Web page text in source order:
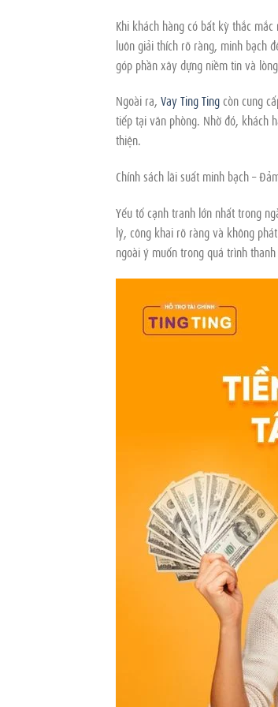
Khi khách hàng có bất kỳ thắc
luôn giải thích rõ ràng, minh bạch
góp phần xây dựng niềm tin và
Ngoài ra, Vay Ting Tingcòn cung
tiếp tại văn phòng. Nhờ đó, khách
thiện.
Chính sách lãi suất minh bạch –
Yếu tố cạnh tranh lớn nhất trong
lý, công khai rõ ràng và không
ngoài ý muốn trong quá trình